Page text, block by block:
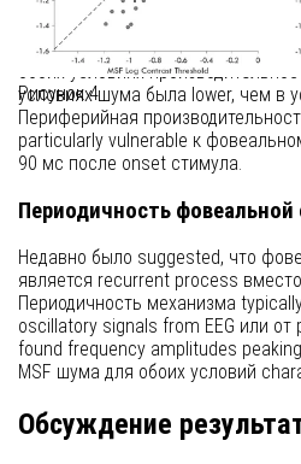
Рисунок 4
Временной профиль
remarkably similar для каждого
обоих условиях
условиях шума была lower, чем в
Периферийная
particularly vulnerable к
90 мс после onset стимула.
Периодичность фовеальной
Недавно было suggested, что
является recurrent process
Периодичность механизма
oscillatory signals from EEG или
found frequency amplitudes
MSF шума для обоих условий
Обсуждение